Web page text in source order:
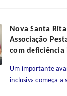
Nova Santa
Associação
com deficiência
Um importante
inclusiva começa a